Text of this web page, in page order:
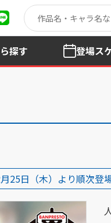
探す 登場ス
25日（木）より順次登